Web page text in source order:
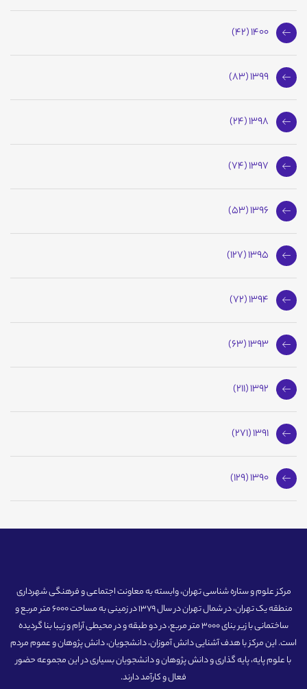
1400 (42)
1399 (83)
1398 (24)
1397 (74)
1396 (53)
1395 (127)
1394 (72)
1393 (63)
1392 (211)
1391 (271)
1390 (129)
مرکز علوم و ستاره شناسی تهران، وابسته به معاونت اجتماعی و فرهنگی شهرداری
منطقه یک تهران، در شمال تهران در سال 1379 در زمینی به مساحت 6000 متر مربع و
ساختمانی با زیر بنای 3000 متر مربع، در دو طبقه و در محیطی آرام و زیبا بنا گردیده
است. این مرکز با هدف آشنایی دانش آموزان، دانشجویان، دانش پژوهان و عموم مردم
با علوم پایه، پایه گذاری و دانش پژوهان و دانشجویان بسیاری در این مجموعه حضور
فعال و کارآمد دارند.